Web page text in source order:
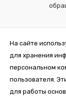
На сайте
для хранения
персональном
пользователя.
для работы